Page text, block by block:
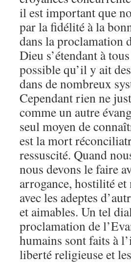
il est important que
par la fidélité à la
dans la proclamation
Dieu s’étendant à
possible qu’il y ait
dans de nombreux
Cependant rien ne
comme un autre
seul moyen de
est la mort
ressuscité. Quand
nous devons le faire
arrogance, hostilité et
avec les adeptes
et aimables. Un tel
proclamation de
humains sont faits à
liberté religieuse et